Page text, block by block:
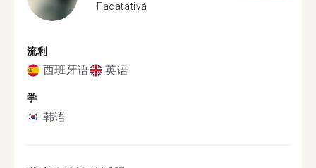
Facatativá
流利
西班牙语 英语
学
韩语